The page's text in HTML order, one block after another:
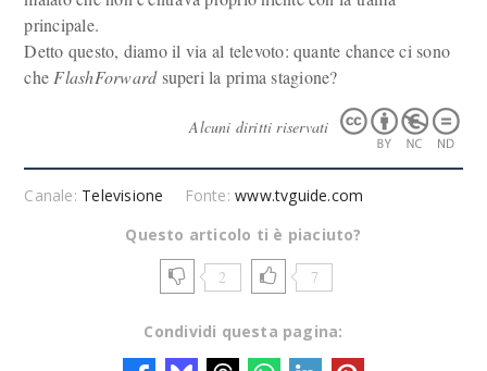
principale.
Detto questo, diamo il via al televoto: quante chance ci sono
che FlashForwardsuperi la prima stagione?
Alcuni diritti riservati
Canale: Televisione Fonte:www.tvguide.com
Questo articolo ti è piaciuto?
2 7
Condividi questa pagina: